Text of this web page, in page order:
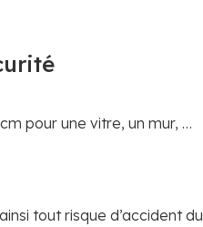
pour une vitre, un mur, …
tout risque d’accident du